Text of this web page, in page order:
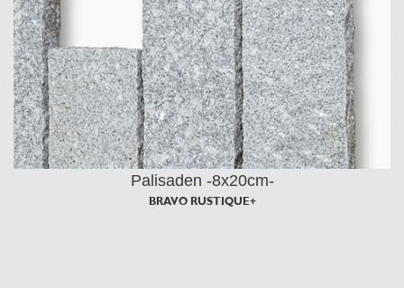
Palisaden -8x20cm-
BRAVO RUSTIQUE+